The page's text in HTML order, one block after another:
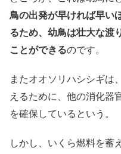
鳥の出発が早ければ早い
るため、幼鳥は壮大な渡
ことができるのです。
またオオソリハシシギは
えるために、他の消化器
を確保しているという。
しかし、いくら燃料を蓄